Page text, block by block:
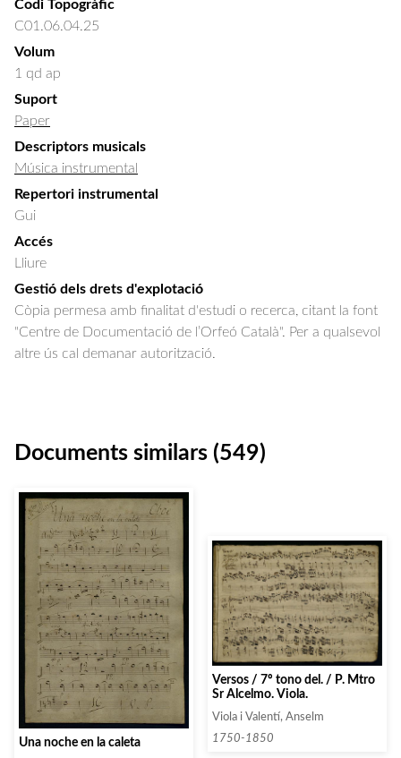
Codi Topogràfic
C01.06.04.25
Volum
1 qd ap
Suport
Paper
Descriptors musicals
Música instrumental
Repertori instrumental
Gui
Accés
Lliure
Gestió dels drets d'explotació
Còpia permesa amb finalitat d'estudi o recerca, citant la font
"Centre de Documentació de l’Orfeó Català". Per a qualsevol
altre ús cal demanar autorització.
Documents similars (549)
Una noche en la caleta
Versos / 7º tono del. / P. Mtro
Sr Alcelmo. Viola.
Viola i Valentí, Anselm
1750-1850